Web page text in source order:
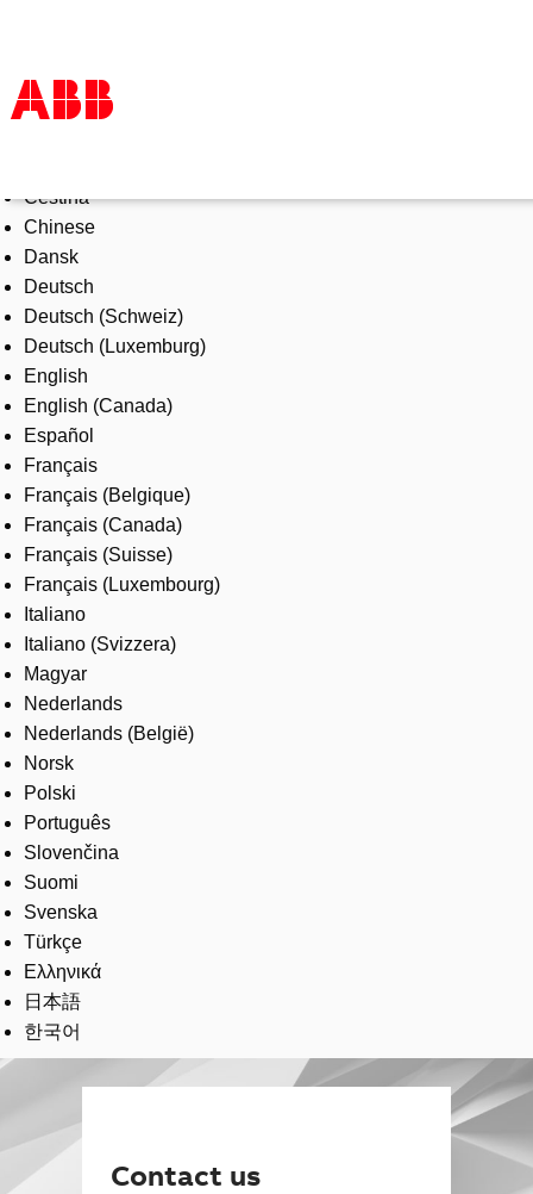
Products & Solutions
Industries
Services
About us
Where to buy
Contact us
Careers
Čeština
Chinese
Dansk
Deutsch
Deutsch (Schweiz)
Deutsch (Luxemburg)
English
English (Canada)
Español
Français
Français (Belgique)
Français (Canada)
Français (Suisse)
Français (Luxembourg)
Italiano
Italiano (Svizzera)
Magyar
Nederlands
Nederlands (België)
Norsk
Polski
Português
Slovenčina
Suomi
Svenska
Türkçe
Ελληνικά
日本語
한국어
Contact us